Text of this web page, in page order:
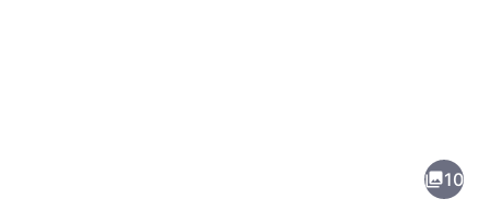
10